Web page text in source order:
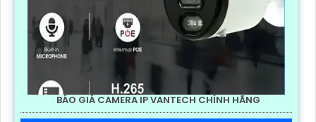
BÁO GIÁ CAMERA IP VANTECH CHÍNH HÃNG